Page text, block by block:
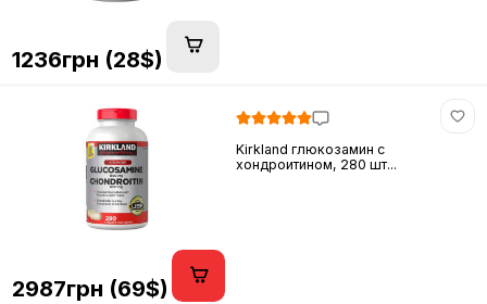
1236грн (28$)
Kirkland глюкозамин c
хондроитином, 280 шт...
2987грн (69$)